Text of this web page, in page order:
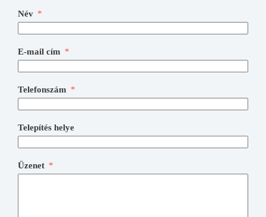
Név
E-mail cím
Telefonszám
Telepítés helye
Üzenet